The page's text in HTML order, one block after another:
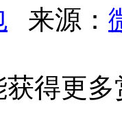
来源：
得更